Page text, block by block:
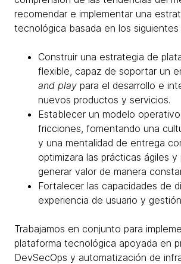
recomendar e implementar una
tecnológica basada en los siguientes
Construir una estrategia de
flexible, capaz de soportar un
and play para el desarrollo e
nuevos productos y servicios.
Establecer un modelo
fricciones, fomentando una
y una mentalidad de entrega
optimizara las prácticas ágiles y
generar valor de manera
Fortalecer las capacidades de
experiencia de usuario y
Trabajamos en conjunto para
plataforma tecnológica apoyada en
DevSecOps y automatización de